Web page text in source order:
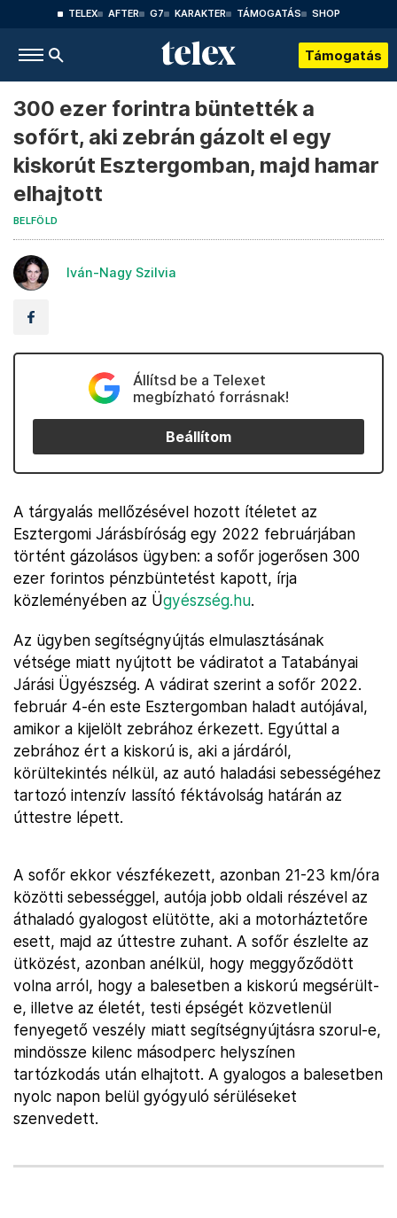
TELEX AFTER G7 KARAKTER TÁMOGATÁS SHOP
Támogatás
300 ezer forintra büntették a
sofőrt, aki zebrán gázolt el egy
kiskorút Esztergomban, majd hamar
elhajtott
BELFÖLD
Iván-Nagy Szilvia
Állítsd be a Telexet
megbízható forrásnak!
Beállítom
A tárgyalás mellőzésével hozott ítéletet az
Esztergomi Járásbíróság egy 2022 februárjában
történt gázolásos ügyben: a sofőr jogerősen 300
ezer forintos pénzbüntetést kapott, írja
közleményében az Ügyészség.hu.
Az ügyben segítségnyújtás elmulasztásának
vétsége miatt nyújtott be vádiratot a Tatabányai
Járási Ügyészség. A vádirat szerint a sofőr 2022.
február 4-én este Esztergomban haladt autójával,
amikor a kijelölt zebrához érkezett. Egyúttal a
zebrához ért a kiskorú is, aki a járdáról,
körültekintés nélkül, az autó haladási sebességéhez
tartozó intenzív lassító féktávolság határán az
úttestre lépett.
A sofőr ekkor vészfékezett, azonban 21-23 km/óra
közötti sebességgel, autója jobb oldali részével az
áthaladó gyalogost elütötte, aki a motorháztetőre
esett, majd az úttestre zuhant. A sofőr észlelte az
ütközést, azonban anélkül, hogy meggyőződött
volna arról, hogy a balesetben a kiskorú megsérült-
e, illetve az életét, testi épségét közvetlenül
fenyegető veszély miatt segítségnyújtásra szorul-e,
mindössze kilenc másodperc helyszínen
tartózkodás után elhajtott. A gyalogos a balesetben
nyolc napon belül gyógyuló sérüléseket
szenvedett.